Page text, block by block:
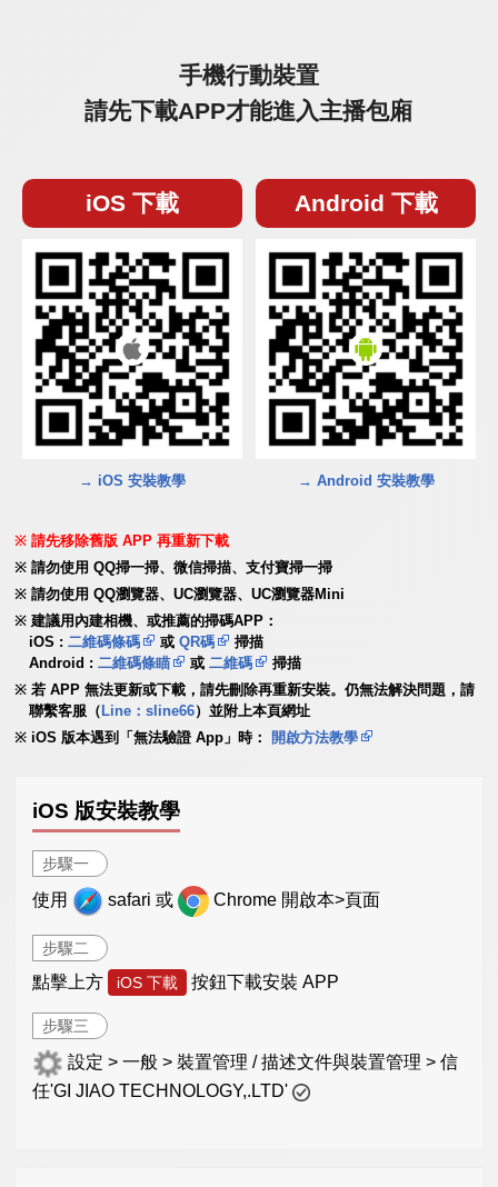
手機行動裝置
請先下載APP才能進入主播包廂
iOS 下載
→ iOS 安裝教學
Android 下載
→ Android 安裝教學
請先移除舊版 APP 再重新下載
請勿使用 QQ掃一掃、微信掃描、支付寶掃一掃
請勿使用 QQ瀏覽器、UC瀏覽器、UC瀏覽器Mini
建議用內建相機、或推薦的掃碼APP：
iOS :二維碼條碼 或QR碼
掃描
Android :二維碼條瞄 或二維碼
掃描
若 APP 無法更新或下載，請先刪除再重新安裝。仍無法解決問題，請
聯繫客服（ Line：sline66）並附上本頁網址
iOS 版本遇到「無法驗證 App」時：
開啟方法教學
iOS 版安裝教學
步驟一
使用 safari 或 Chrome 開啟本>頁面
步驟二
點擊上方 iOS 下載 按鈕下載安裝 APP
步驟三
設定 > 一般 > 裝置管理 / 描述文件與裝置管理 > 信
任'GI JIAO TECHNOLOGY,.LTD'